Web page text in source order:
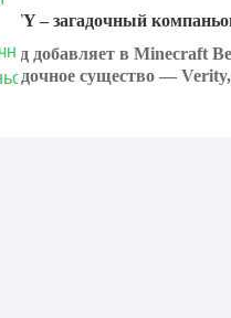
– загадочный
добавляет в Minecraft
существо —